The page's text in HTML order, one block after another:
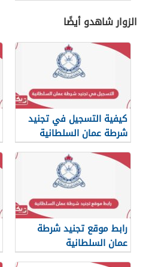
الزوار شاهدو أيضًا
كيفية التسجيل في تجنيد
شرطة عمان السلطانية
2026
رابط موقع تجنيد شرطة
عمان السلطانية